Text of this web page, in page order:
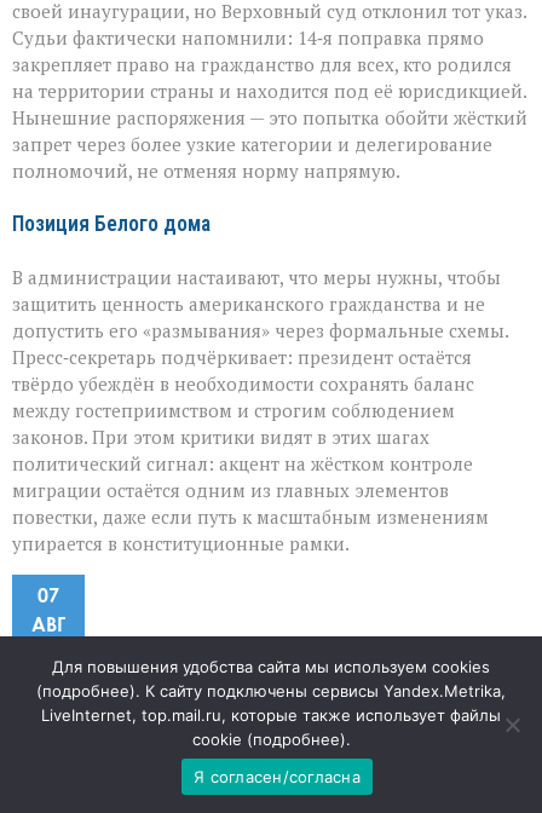
своей инаугурации, но Верховный суд отклонил тот указ.
Судьи фактически напомнили: 14‑я поправка прямо
закрепляет право на гражданство для всех, кто родился
на территории страны и находится под её юрисдикцией.
Нынешние распоряжения — это попытка обойти жёсткий
запрет через более узкие категории и делегирование
полномочий, не отменяя норму напрямую.
Позиция Белого дома
В администрации настаивают, что меры нужны, чтобы
защитить ценность американского гражданства и не
допустить его «размывания» через формальные схемы.
Пресс‑секретарь подчёркивает: президент остаётся
твёрдо убеждён в необходимости сохранять баланс
между гостеприимством и строгим соблюдением
законов. При этом критики видят в этих шагах
политический сигнал: акцент на жёстком контроле
миграции остаётся одним из главных элементов
повестки, даже если путь к масштабным изменениям
упирается в конституционные рамки.
07
АВГ
Как не лишить ребёнка
бытовой самостоятельности
34 Комментариикотключены
Для повышения удобства сайта мы используем cookies
(подробнее). К сайту подключены сервисы Yandex.Metrika,
LiveInternet, top.mail.ru, которые также использует файлы
cookie (подробнее).
Я согласен/согласна